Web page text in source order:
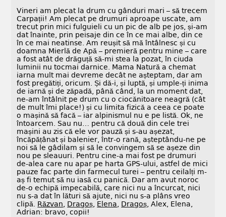
Vineri am plecat la drum cu gânduri mari – să trecem
Carpații! Am plecat pe drumuri aproape uscate, am
trecut prin mici fulguieli cu un pic de alb pe jos, și-am
dat înainte, prin peisaje din ce în ce mai albe, din ce
în ce mai neatinse. Am reușit să mă întâlnesc și cu
doamna Mierlă de Apă – premieră pentru mine – care
a fost atât de drăguță să-mi stea la pozat, în ciuda
luminii nu tocmai darnice. Mama Natură a chemat
iarna mult mai devreme decât ne așteptam, dar am
fost pregătiți, oricum. Și dă-i, și luptă, și umple-ți inima
de iarnă și de zăpadă, până când, la un moment dat,
ne-am întâlnit pe drum cu o ciocănitoare neagră (cât
de mult îmi place!) și cu limita fizică a ceea ce poate
o mașină să facă – iar alpinismul nu e pe listă. Ok, ne
întoarcem. Sau nu… pentru că două din cele trei
mașini au zis că ele vor pauză și s-au așezat,
încăpățânat și balenier, într-o rană, așteptându-ne pe
noi să le gâdilam și să le convingem să se așeze din
nou pe sleauuri. Pentru cine-a mai fost pe drumuri
de-alea care nu apar pe harta GPS-ului, astfel de mici
pauze fac parte din farmecul turei – pentru ceilalți m-
aș fi temut să nu iasă cu panică. Dar am avut noroc
de-o echipă impecabilă, care nici nu a încurcat, nici
nu s-a dat în lături să ajute, nici nu s-a plâns vreo
clipă. Răzvan Dragoș Elena Dragoș , Alex, Elena,
Adrian: bravo, copii!